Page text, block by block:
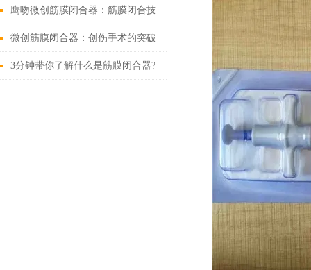
的
鹰吻微创筋膜闭合器：筋膜闭合技
术大突破
微创筋膜闭合器：创伤手术的突破
性进展
3分钟带你了解什么是筋膜闭合器?